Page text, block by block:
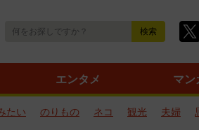
エンタメ マン
たい のりもの ネコ 観光 夫婦